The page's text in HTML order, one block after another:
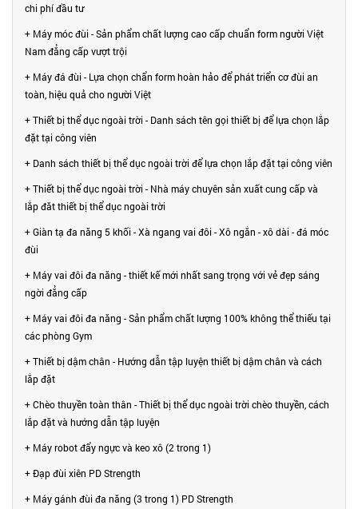
chi phí đầu tư
+ Máy móc đùi - Sản phẩm chất lượng cao cấp chuẩn form người Việt
Nam đẳng cấp vượt trội
+ Máy đá đùi - Lựa chọn chẩn form hoàn hảo để phát triển cơ đùi an
toàn, hiệu quả cho người Việt
+ Thiết bị thể dục ngoài trời - Danh sách tên gọi thiết bị để lựa chọn lắp
đặt tại công viên
+ Danh sách thiết bị thể dục ngoài trời để lựa chọn lắp đặt tại công viên
+ Thiết bị thể dục ngoài trời - Nhà máy chuyên sản xuất cung cấp và
lắp đăt thiết bị thể dục ngoài trời
+ Giàn tạ đa năng 5 khối - Xà ngang vai đôi - Xô ngắn - xô dài - đá móc
đùi
+ Máy vai đôi đa năng - thiết kế mới nhất sang trọng với vẻ đẹp sáng
ngời đẳng cấp
+ Máy vai đôi đa năng - Sản phẩm chất lượng 100% không thể thiếu tại
các phòng Gym
+ Thiết bị dậm chân - Hướng dẫn tập luyện thiết bị dậm chân và cách
lắp đặt
+ Chèo thuyền toàn thân - Thiết bị thể dục ngoài trời chèo thuyền, cách
lắp đặt và hướng dẫn tập luyện
+ Máy robot đẩy ngực và keo xô (2 trong 1)
+ Đạp đùi xiên PD Strength
+ Máy gánh đùi đa năng (3 trong 1) PD Strength